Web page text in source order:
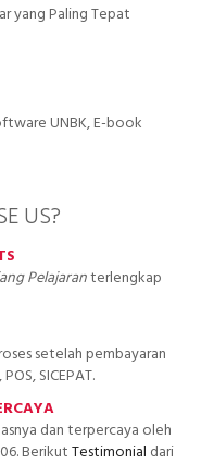
yang Paling Tepat
UNBK, E-book
US?
Pelajaranterlengkap
setelah pembayaran
SICEPAT.
dan terpercaya oleh
BerikutTestimonial dari